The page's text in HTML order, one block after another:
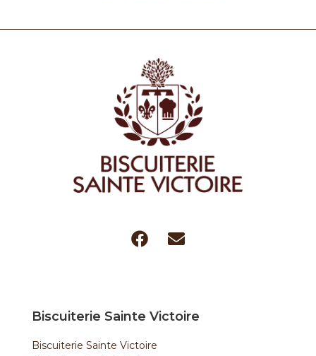
Biscuiterie Sainte Victoire
Biscuiterie Sainte Victoire